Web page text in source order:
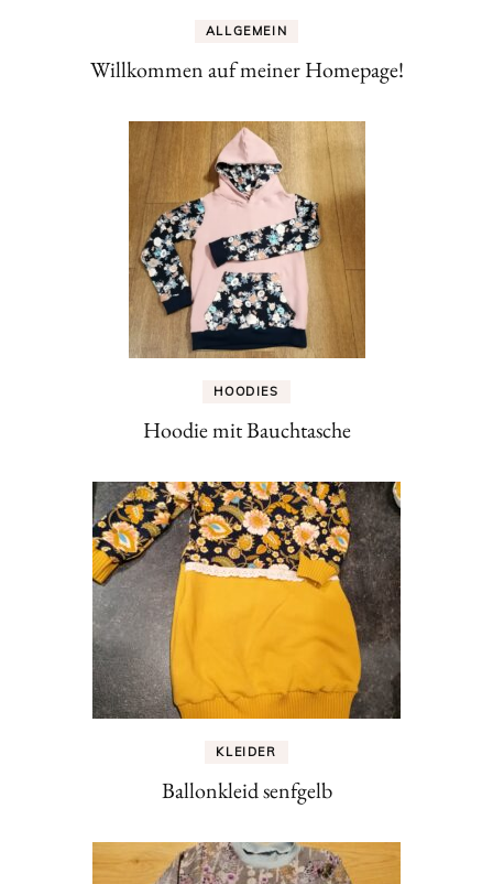
ALLGEMEIN
Willkommen auf meiner Homepage!
HOODIES
Hoodie mit Bauchtasche
KLEIDER
Ballonkleid senfgelb